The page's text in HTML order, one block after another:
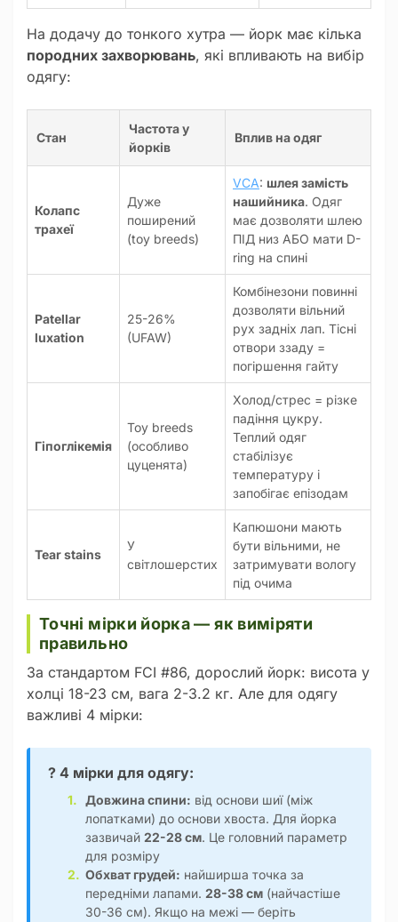
На додачу до тонкого хутра — йорк має кілька
породних захворювань, які впливають на вибір
одягу:
Стан
Частота у
йорків
Вплив на одяг
Колапс
трахеї
Дуже
поширений
(toy breeds)
VCA: шлея замість
нашийника. Одяг
має дозволяти шлею
ПІД низ АБО мати D-
ring на спині
Patellar
luxation
25-26%
(UFAW)
Комбінезони повинні
дозволяти вільний
рух задніх лап. Тісні
отвори ззаду =
погіршення гайту
Гіпоглікемія
Toy breeds
(особливо
цуценята)
Холод/стрес = різке
падіння цукру.
Теплий одяг
стабілізує
температуру і
запобігає епізодам
Tear stains
У
світлошерстих
Капюшони мають
бути вільними, не
затримувати вологу
під очима
Точні мірки йорка — як виміряти
правильно
За стандартом FCI #86, дорослий йорк: висота у
холці 18-23 см, вага 2-3.2 кг. Але для одягу
важливі 4 мірки:
? 4 мірки для одягу:
Довжина спини: від основи шиї (між
лопатками) до основи хвоста. Для йорка
зазвичай 22-28 см. Це головний параметр
для розміру
Обхват грудей: найширша точка за
передніми лапами. 28-38 см (найчастіше
30-36 см). Якщо на межі — беріть